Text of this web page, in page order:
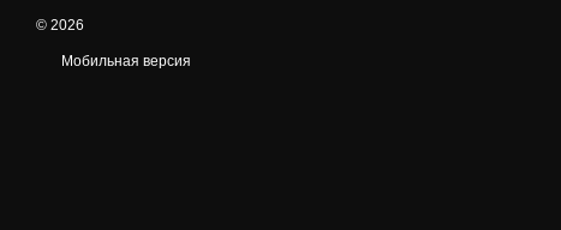
© 2026
Мобильная версия